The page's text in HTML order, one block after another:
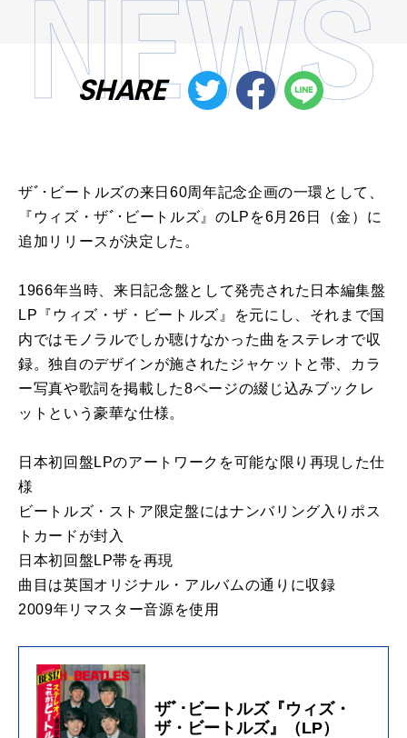
SHARE
ザﾞ･ビートルズの来日60周年記念企画の一環として、
『ウィズ・ザﾞ･ビートルズ』のLPを6月26日（金）に
追加リリースが決定した。
1966年当時、来日記念盤として発売された日本編集盤
LP『ウィズ・ザ・ビートルズ』を元にし、それまで国
内ではモノラルでしか聴けなかった曲をステレオで収
録。独自のデザインが施されたジャケットと帯、カラ
ー写真や歌詞を掲載した8ページの綴じ込みブックレ
ットという豪華な仕様。
日本初回盤LPのアートワークを可能な限り再現した仕
様
ビートルズ・ストア限定盤にはナンバリング入りポス
トカードが封入
日本初回盤LP帯を再現
曲目は英国オリジナル・アルバムの通りに収録
2009年リマスター音源を使用
ザﾞ･ビートルズ『ウィズ・
ザ・ビートルズ』（LP）